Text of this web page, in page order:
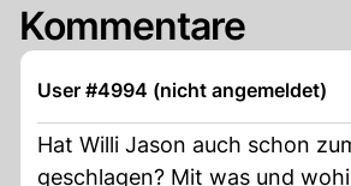
Kommentare
User #4994 (nicht angemeldet)
Hat Willi Jason auch schon
geschlagen? Mit was und